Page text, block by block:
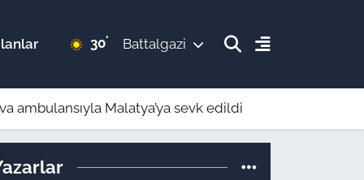
30° Battalgazi
ambulansıyla Malatya’ya sevk edildi